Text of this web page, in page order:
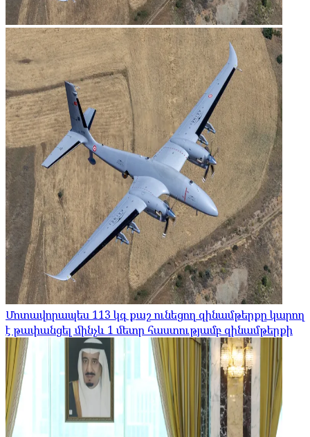
Մոտավորապես 113 կգ քաշ ունեցող զինամթերքը կարող
է թափանցել մինչև 1 մետր հաստությամբ զինամթերքի